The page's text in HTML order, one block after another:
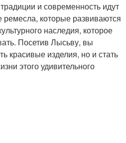
и современность идут
ремесла, которые развиваются
наследия, которое
Посетив Лысьву, вы
красивые изделия, но и стать
этого удивительного